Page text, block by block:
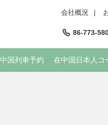
会社概況 |
86-773-
中国列車予約 在中国日本人コ